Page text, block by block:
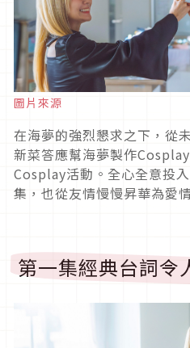
圖片來源
在海夢的強烈懇求之下，從
新菜答應幫海夢製作Cosplay
Cosplay活動。全心全意投
集，也從友情慢慢昇華為愛
第一集經典台詞令